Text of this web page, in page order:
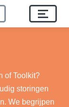
of Toolkit?
storingen
We begrijpen